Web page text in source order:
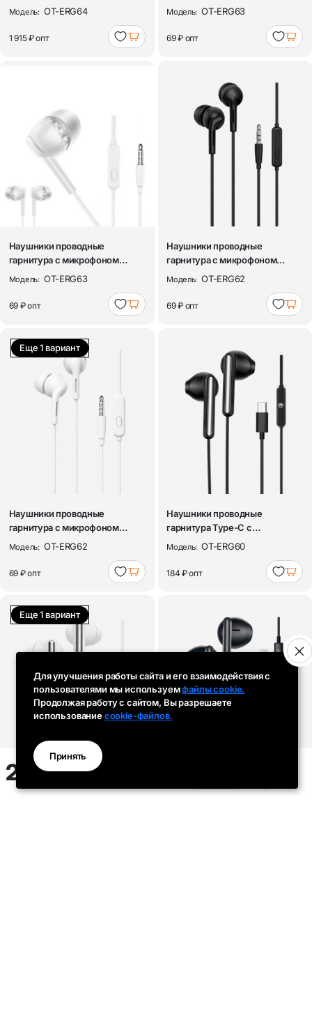
25 ₽
Орбита O...
Модель: OT-ERG64
1 915 ₽опт
Орбита OT-ERG63 Че...
Модель: OT-ERG63
69 ₽ опт
Наушники проводные
гарнитура с микрофоном
Орбита OT-ERG63 Бе...
Модель: OT-ERG63
69 ₽опт
Наушники проводные
гарнитура с микрофоном
Орбита OT-ERG62 Че...
Модель: OT-ERG62
69 ₽ опт
Еще 1 вариант
Наушники проводные
гарнитура с микрофоном
Орбита OT-ERG62 Бе...
Модель: OT-ERG62
69 ₽опт
Наушники проводные
гарнитура Type-C с
микрофоном Орбита OT-E...
Модель: OT-ERG60
184 ₽опт
Еще 1 вариант
Наушники проводные
гарнитура Type-C с
гарнитура для айфона с
Для улучшения работы сайта и его взаимодействия с
пользователями мы используемфайлы cookie.
Продолжая работу с сайтом, Вы разрешаете
использованиеcookie-файлов.
Принять